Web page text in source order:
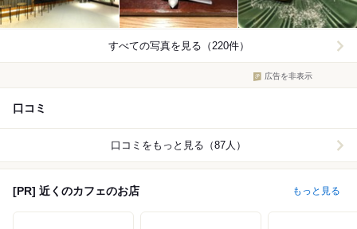
すべての写真を見る（220件）
広告を非表示
口コミ
口コミをもっと見る（87人）
[PR] 近くのカフェのお店 もっと見る